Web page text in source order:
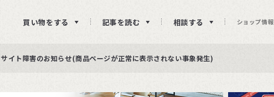
買い物をする 記事を読む 相談する ショップ情報
期間限定プレゼント│レビュー投稿をお待ちしております
商品ページ障害復旧のお知らせ
サイト障害のお知らせ(商品ページが正常に表示されない事象発生)